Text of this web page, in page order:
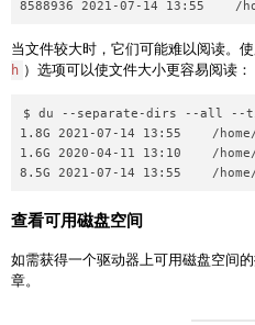
当文件较大时，它们可能难以阅读。
h ）选项可以使文件大小更容易阅读：
$ du --separate-dirs --all --
1.8G 2021-07-14 13:55    /
1.6G 2020-04-11 13:10    /
查看可用磁盘空间
如需获得一个驱动器上可用磁盘空间
章。